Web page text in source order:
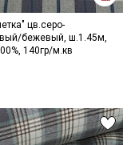
цв.серо-
бежевый, ш.1.45м,
140гр/м.кв